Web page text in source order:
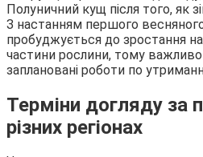
Полуничний кущ після того, як
З настанням першого
пробуджується до зростання
частини рослини, тому
заплановані роботи по
Терміни догляду за
різних регіонах